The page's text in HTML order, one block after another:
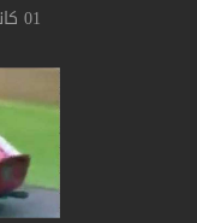
01 كانون الثاني 2013, 12:00 ص